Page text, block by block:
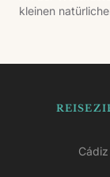
kleinen
Cádiz